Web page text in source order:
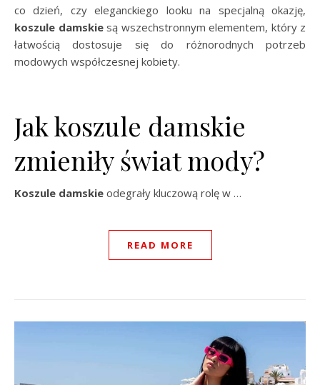
co dzień, czy eleganckiego looku na specjalną okazję,
koszule damskiesą wszechstronnym elementem, który z
łatwością dostosuje się do różnorodnych potrzeb
modowych współczesnej kobiety.
Jak koszule damskie
zmieniły świat mody?
Koszule damskie odegrały kluczową rolę w …
READ MORE